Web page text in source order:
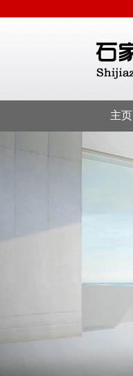
主页